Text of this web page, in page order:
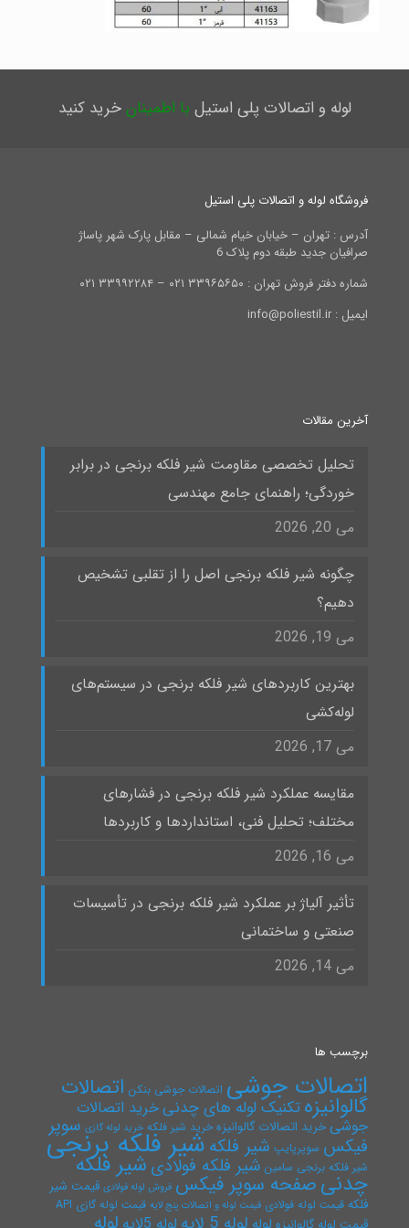
لوله و اتصالات پلی استیل با اطمینانخرید کنید
فروشگاه لوله و اتصالات پلی استیل
آدرس : تهران – خیابان خیام شمالی – مقابل پارک شهر پاساژ
صرافیان جدید طبقه دوم پلاک 6
شماره دفتر فروش تهران : ۳۳۹۶۵۶۵۰ ۰۲۱ – ۳۳۹۹۲۲۸۴ ۰۲۱
ایمیل : info@poliestil.ir
آخرین مقالات
تحلیل تخصصی مقاومت شیر فلکه برنجی در برابر
خوردگی؛ راهنمای جامع مهندسی
می 20, 2026
چگونه شیر فلکه برنجی اصل را از تقلبی تشخیص
دهیم؟
می 19, 2026
بهترین کاربردهای شیر فلکه برنجی در سیستم‌های
لوله‌کشی
می 17, 2026
مقایسه عملکرد شیر فلکه برنجی در فشارهای
مختلف؛ تحلیل فنی، استانداردها و کاربردها
می 16, 2026
تأثیر آلیاژ بر عملکرد شیر فلکه برنجی در تأسیسات
صنعتی و ساختمانی
می 14, 2026
برچسب ها
اتصالات جوشی اتصالات جوشی بنکن اتصالات
گالوانیزهتکنیک لوله های چدنیخرید اتصالات
جوشیخرید اتصالات گالوانیزه خرید شیر فلکه خرید لوله گازی سوپر
فیکس سوپرپایپ شیر فلکه شیر فلکه برنجی
شیر فلکه برنجی سامین شیر فلکه فولادی شیر فلکه
چدنیصفحه سوپر فیکس فروش لوله فولادی قیمت شیر
فلکه قیمت لوله فولادی قیمت لوله و اتصالات پنج لایه قیمت لوله گازی API